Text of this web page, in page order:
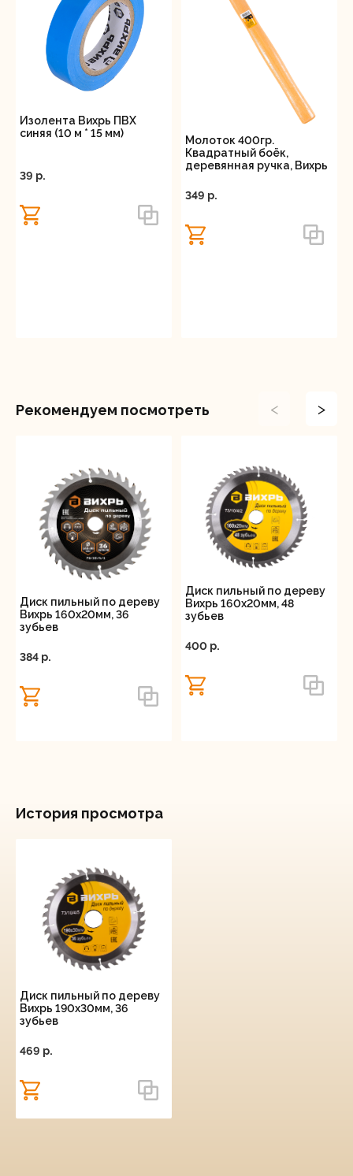
Изолента Вихрь ПВХ
синяя (10 м * 15 мм)
39 p.
Молоток 400гр.
Квадратный боёк,
деревянная ручка, Вихрь
349 p.
Рекомендуем посмотреть < >
Диск пильный по дереву
Вихрь 160х20мм, 36
зубьев
384 p.
Диск пильный по дереву
Вихрь 160х20мм, 48
зубьев
400 p.
История просмотра
Диск пильный по дереву
Вихрь 190х30мм, 36
зубьев
469 p.